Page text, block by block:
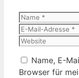
Name
Name, E-
Browser für